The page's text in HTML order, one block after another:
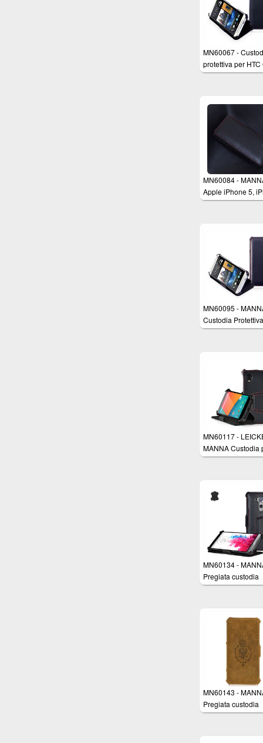
iPhone 5s
MN60067 -
protettiva per HTC
M7 con funzione di
MN60084 -
Apple iPhone 5,
5s Schutzhülle
MN60095 -
Custodia
HTC One M7 con
Funzione
Colore Nero
Cuciture Rosse
A Mano.
MN60117 -
MANNA Custodia
Google Nexus 5
con funzione di
sostegno
Autosleep -
lucido
MN60134 -
Pregiata custodia
protettiva per LG
cuciture rifinite a
Imbottitura interna
Micro-Pile -
AutoSleep
MN60143 -
Pregiata custodia
protettiva per